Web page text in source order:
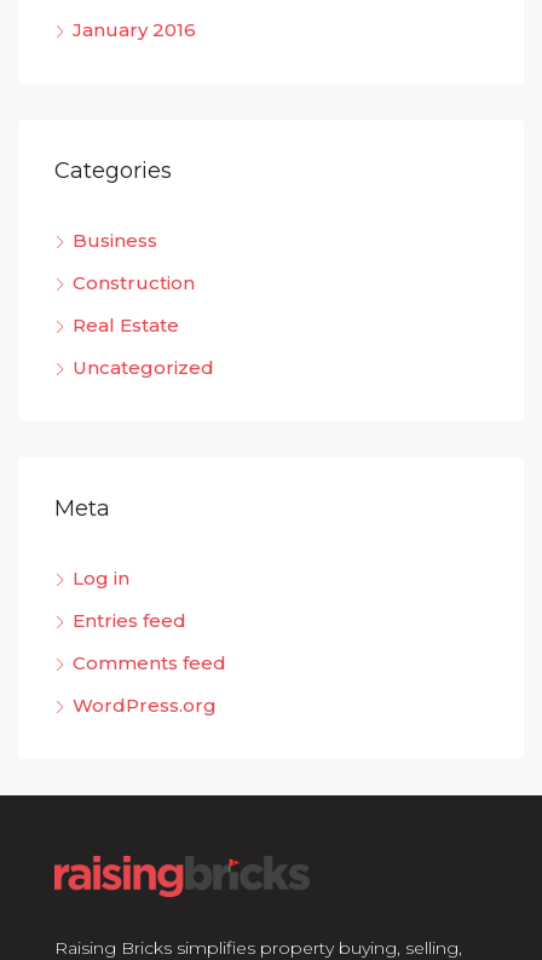
January 2016
Categories
Business
Construction
Real Estate
Uncategorized
Meta
Log in
Entries feed
Comments feed
WordPress.org
Raising Bricks simplifies property buying, selling,